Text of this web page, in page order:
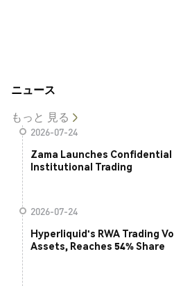
ニュース
もっと 見る
2026-07-24
Zama Launches
Institutional Trading
2026-07-24
Hyperliquid's RWA Trading
Assets, Reaches 54% Share